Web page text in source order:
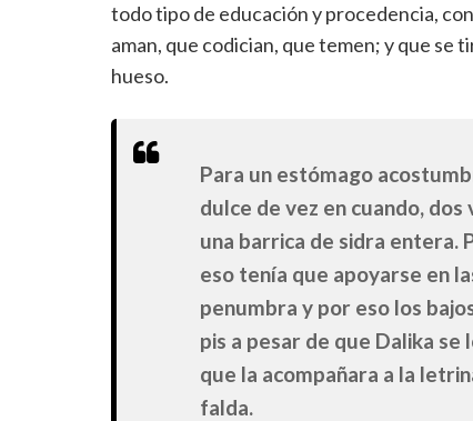
todo tipo de educación y procedencia,
aman, que codician, que temen; y que se
hueso.
Para un estómago
dulce de vez en cuando,
una barrica de sidra entera.
eso tenía que apoyarse en
penumbra y por eso los
pis a pesar de que Dalika
que la acompañara a la
falda.